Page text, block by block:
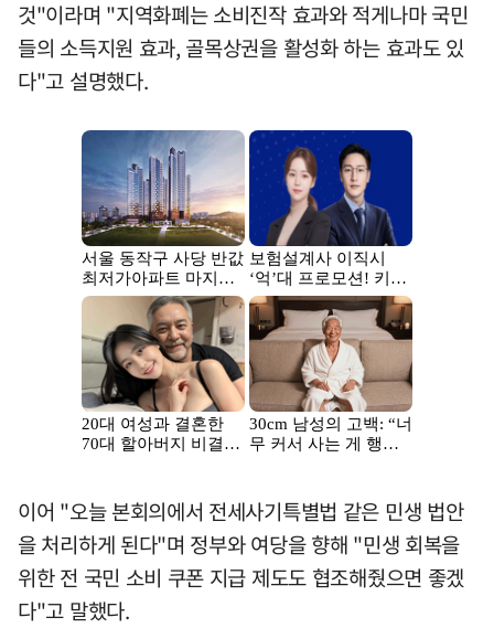
것"이라며 "지역화폐는 소비진작 효과와 적게나마 국민
들의 소득지원 효과, 골목상권을 활성화 하는 효과도 있
다"고 설명했다.
이어 "오늘 본회의에서 전세사기특별법 같은 민생 법안
을 처리하게 된다"며 정부와 여당을 향해 "민생 회복을
위한 전 국민 소비 쿠폰 지급 제도도 협조해줬으면 좋겠
다"고 말했다.